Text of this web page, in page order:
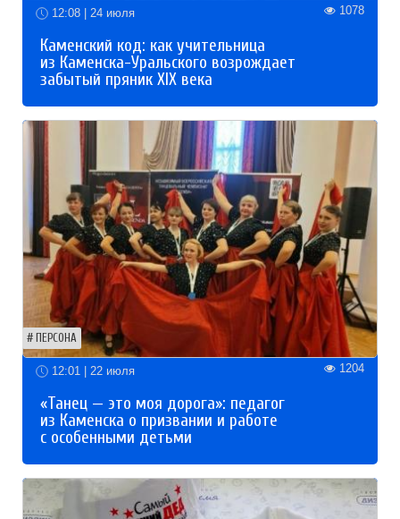
12:08 | 24 июля 1078
Каменский код: как учительница
из Каменска-Уральского возрождает
забытый пряник XIX века
ПЕРСОНА
12:01 | 22 июля 1204
«Танец — это моя дорога»: педагог
из Каменска о призвании и работе
с особенными детьми